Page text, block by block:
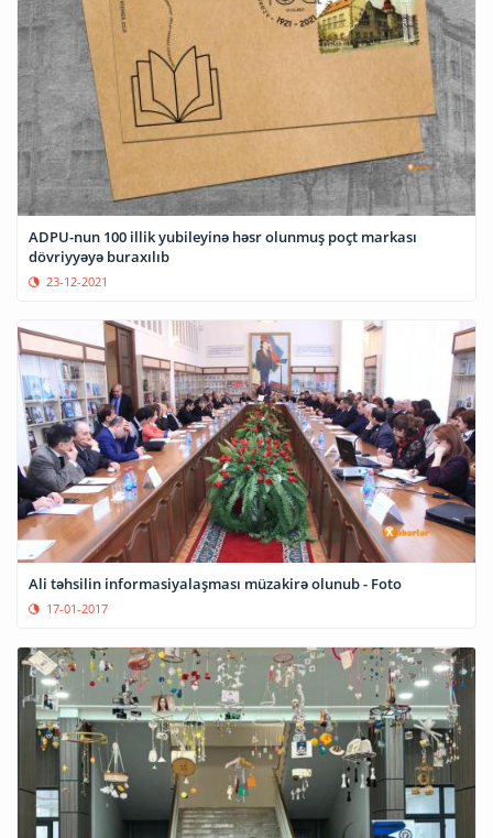
ADPU-nun 100 illik yubileyinə həsr olunmuş poçt markası
dövriyyəyə buraxılıb
23-12-2021
Ali təhsilin informasiyalaşması müzakirə olunub - Foto
17-01-2017